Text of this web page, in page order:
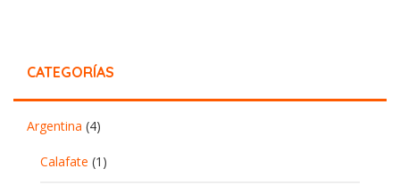
CATEGORÍAS
Argentina (4)
Calafate (1)